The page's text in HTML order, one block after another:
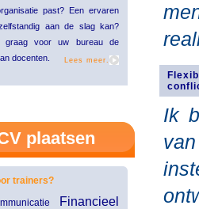
past? Een ervaren
aan de slag kan?
graag voor uw bureau de
docenten.
Lees meer.
plaatsen
trainers?
Financieel
Ik